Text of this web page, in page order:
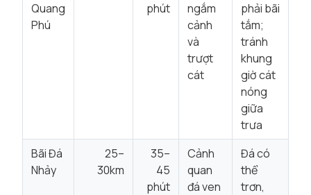
Quang
Phú
phút
ngắm
cảnh
và
trượt
cát
phải bãi
tắm;
tránh
khung
giờ cát
nóng
giữa
trưa
Bãi Đá
Nhảy
25–
30km
35–
45
phút
Cảnh
quan
đá ven
Đá có
thể
trơn,